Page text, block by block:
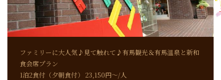
ファミリーに大人気♪見て触れて♪有馬観光＆有馬温泉と新和
食会席プラン
1泊2食付（夕朝食付） 23,150円～/人